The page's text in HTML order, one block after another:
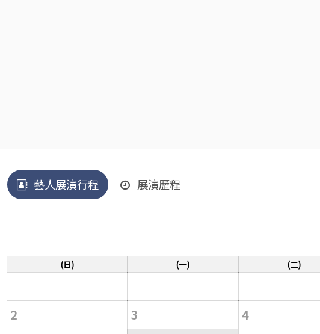
藝人展演行程 展演歷程
(日) (一) (二)
2
3 4